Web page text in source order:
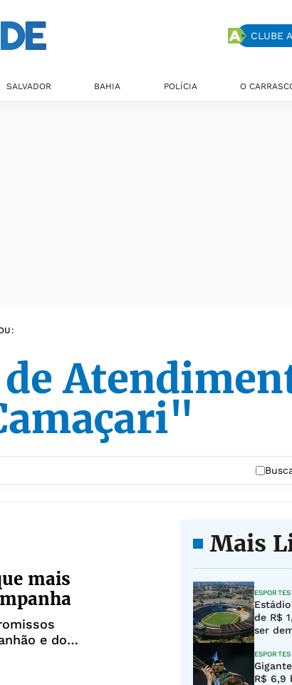
CLUBE
SALVADOR BAHIA POLÍCIA O
mais
e do
Mais
ESPORTES
de R$
ser
ESPORTES
R$ 6,9